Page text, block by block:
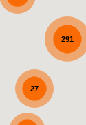
291
27